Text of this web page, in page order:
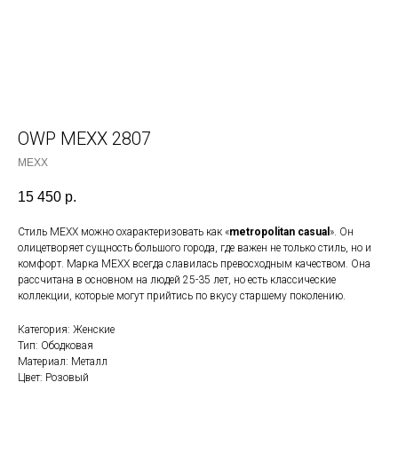
OWP MEXX 2807
MEXX
15 450 р.
Стиль MEXX можно охарактеризовать как «metropolitan casual ». Он
олицетворяет сущность большого города, где важен не только стиль, но и
комфорт. Марка MEXX всегда славилась превосходным качеством. Она
рассчитана в основном на людей 25-35 лет, но есть классические
коллекции, которые могут прийтись по вкусу старшему поколению.
Категория: Женские
Тип: Ободковая
Материал: Металл
Цвет: Розовый